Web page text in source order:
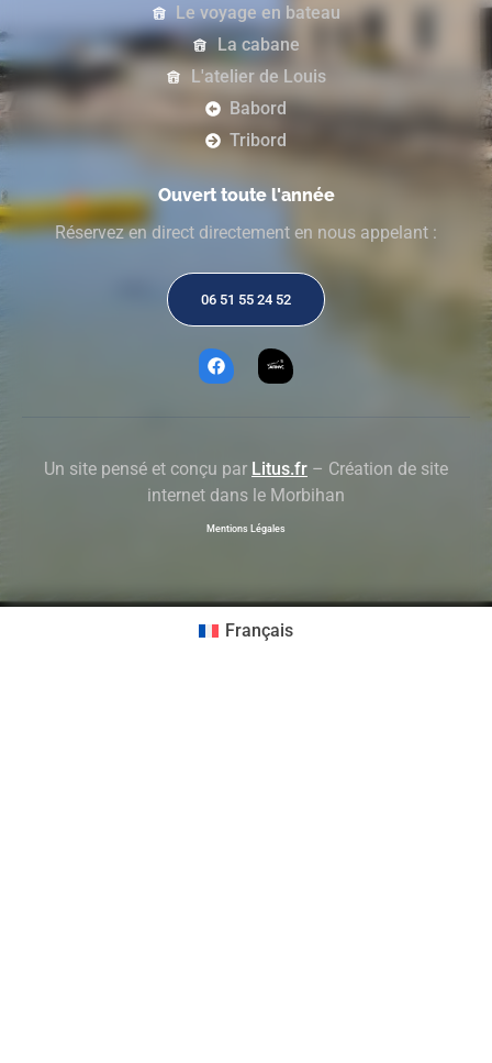
Le voyage en bateau
La cabane
L'atelier de Louis
Babord
Tribord
Ouvert toute l'année
Réservez en direct directement en nous appelant :
06 51 55 24 52
Un site pensé et conçu par Litus.fr – Création de site
internet dans le Morbihan
Mentions Légales
Français